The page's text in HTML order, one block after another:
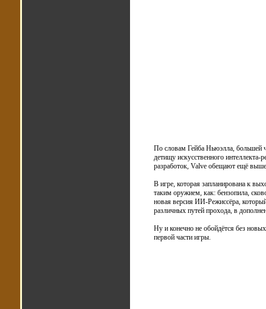
По словам Гейба Ньюэлла, большей
детищу искусственного
разработок, Valve обещают ещё
В игре, которая запланирована к
таким оружием, как: бензопила,
новая версия ИИ-Режиссёра,
различных путей прохода, в
Ну и конечно не обойдётся без
первой части игры.